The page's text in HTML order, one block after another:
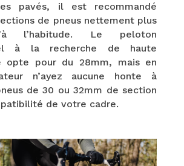
pavés, il est recommandé
de pneus nettement plus
l’habitude. Le peloton
à la recherche de haute
opte pour du 28mm, mais en
n’ayez aucune honte à
de 30 ou 32mm de section
de votre cadre.